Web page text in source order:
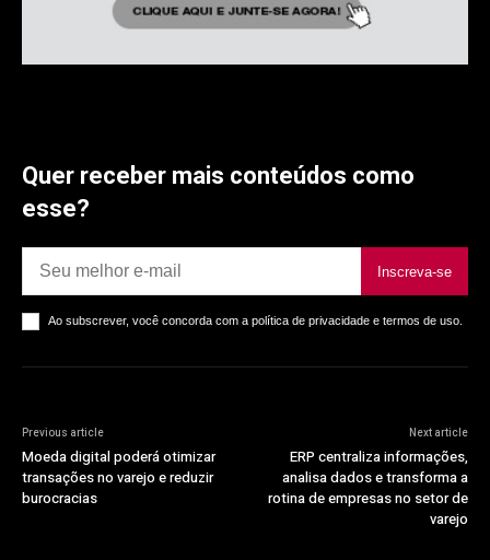
Quer receber mais conteúdos como
esse?
Inscreva-se
Ao subscrever, você concorda com a política de privacidade e termos de uso.
Previous article
Moeda digital poderá otimizar
transações no varejo e reduzir
burocracias
Next article
ERP centraliza informações,
analisa dados e transforma a
rotina de empresas no setor de
varejo